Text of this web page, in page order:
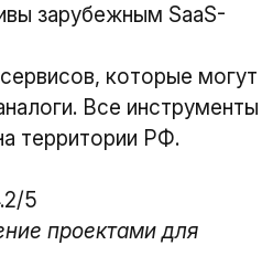
зарубежным SaaS-
которые могут
Все инструменты
территории РФ.
5
проектами для